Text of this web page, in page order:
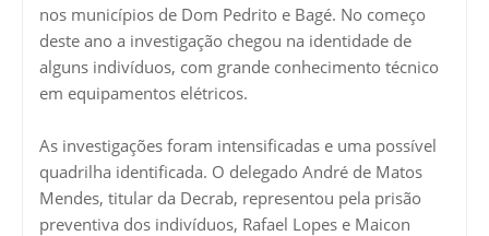
nos municípios de Dom Pedrito e Bagé. No começo
deste ano a investigação chegou na identidade de
alguns indivíduos, com grande conhecimento técnico
em equipamentos elétricos.
As investigações foram intensificadas e uma possível
quadrilha identificada. O delegado André de Matos
Mendes, titular da Decrab, representou pela prisão
preventiva dos indivíduos, Rafael Lopes e Maicon